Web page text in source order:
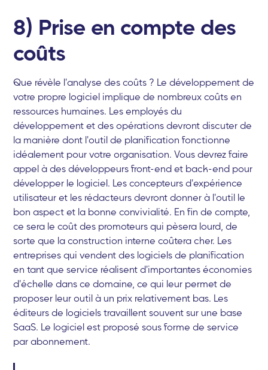
8) Prise en compte des
coûts
Que révèle l'analyse des coûts ? Le développement de
votre propre logiciel implique de nombreux coûts en
ressources humaines. Les employés du
développement et des opérations devront discuter de
la manière dont l'outil de planification fonctionne
idéalement pour votre organisation. Vous devrez faire
appel à des développeurs front-end et back-end pour
développer le logiciel. Les concepteurs d'expérience
utilisateur et les rédacteurs devront donner à l'outil le
bon aspect et la bonne convivialité. En fin de compte,
ce sera le coût des promoteurs qui pèsera lourd, de
sorte que la construction interne coûtera cher. Les
entreprises qui vendent des logiciels de planification
en tant que service réalisent d'importantes économies
d'échelle dans ce domaine, ce qui leur permet de
proposer leur outil à un prix relativement bas. Les
éditeurs de logiciels travaillent souvent sur une base
SaaS. Le logiciel est proposé sous forme de service
par abonnement.